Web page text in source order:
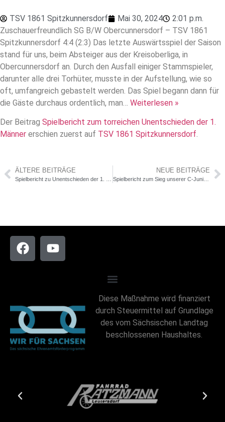
TSV 1861 Spitzkunnersdorf Mai 30, 2024
2:01 p.m.
Zuschauerfreundlich SG B/W Obercunnersdorf – TSV 1861
Spitzkunnersdorf 4:4 (2:3) Das letzte Auswärtsspiel der Saison
stand für uns, beim Absteiger aus der Kreisoberliga, in
Obercunnersdorf an. Durch den Ausfall einiger Stammspieler,
darunter alle drei Torhüter, musste in der Aufstellung, wie so
oft, umfangreich gebastelt werden. Das Spiel begann dann für
die Gäste durchaus ordentlich, man… Weiterlesen »
Der Beitrag Spielbericht zum torreichen Unentschieden der 1.
Männer erschien zuerst auf TSV 1861 Spitzkunnersdorf.
ÄLTERE BEITRÄGE NEUE BEITRÄGE
Spielbericht zum Sieg unserer C-Juniorinnen
Diese Maßnahme wird finanziert
durch Steuermittel auf Grundlage
des vom Sächsischen Landtag
beschlossenen Haushaltes.